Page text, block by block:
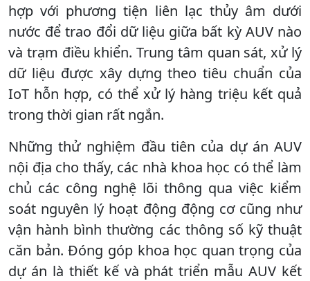
hợp với phương tiện liên lạc thủy âm dưới
nước để trao đổi dữ liệu giữa bất kỳ AUV nào
và trạm điều khiển. Trung tâm quan sát, xử lý
dữ liệu được xây dựng theo tiêu chuẩn của
IoT hỗn hợp, có thể xử lý hàng triệu kết quả
trong thời gian rất ngắn.
Những thử nghiệm đầu tiên của dự án AUV
nội địa cho thấy, các nhà khoa học có thể làm
chủ các công nghệ lõi thông qua việc kiểm
soát nguyên lý hoạt động động cơ cũng như
vận hành bình thường các thông số kỹ thuật
căn bản. Đóng góp khoa học quan trọng của
dự án là thiết kế và phát triển mẫu AUV kết